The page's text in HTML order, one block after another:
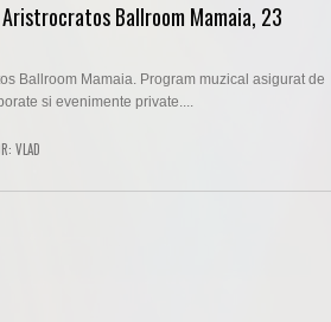
Ballroom Mamaia, 23
Ballroom Mamaia. Program muzical asigurat de
si evenimente private....
VLAD